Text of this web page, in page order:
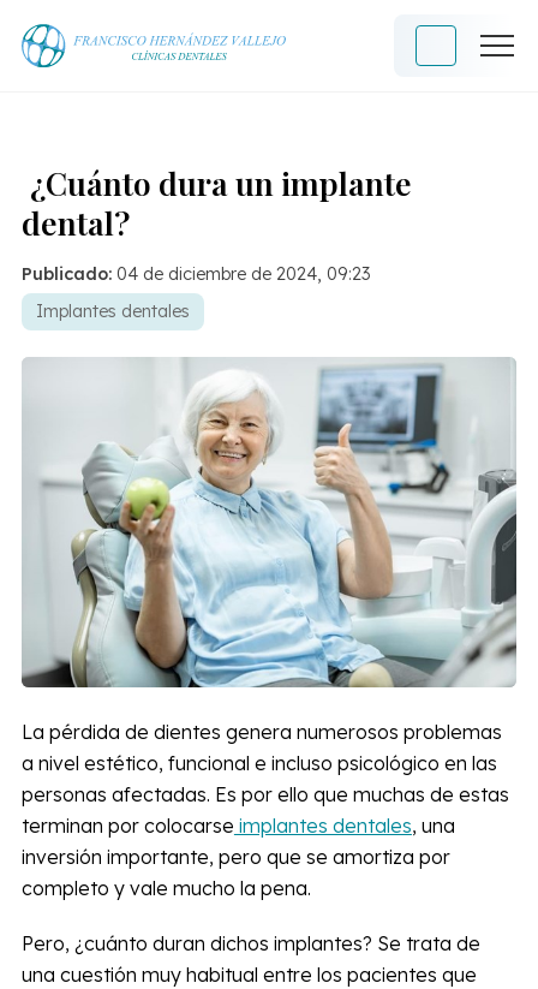
¿Cuánto dura un implante
dental?
Publicado: 04 de diciembre de 2024, 09:23
Implantes dentales
La pérdida de dientes genera numerosos problemas
a nivel estético, funcional e incluso psicológico en las
personas afectadas. Es por ello que muchas de estas
terminan por colocarse implantes dentales, una
inversión importante, pero que se amortiza por
completo y vale mucho la pena.
Pero, ¿cuánto duran dichos implantes? Se trata de
una cuestión muy habitual entre los pacientes que